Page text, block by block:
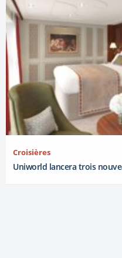
Croisières
Uniworld lancera trois